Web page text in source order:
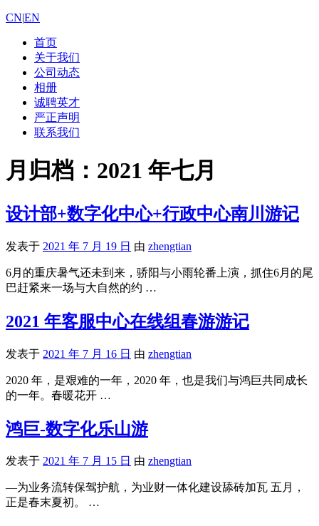
CN|EN
首页
关于我们
公司动态
相册
诚聘英才
严正声明
联系我们
月归档： 2021 年七月
设计部+数字化中心+行政中心南川游记
发表于 2021 年 7 月 19 日 由 zhengtian
6月的重庆暑气还未到来，骄阳与小雨轮番上演，抓住6月的尾
巴赶紧来一场与大自然的约 …
2021 年客服中心在线组春游游记
发表于 2021 年 7 月 16 日 由 zhengtian
2020 年，是艰难的一年，2020 年，也是我们与鸿巨共同成长
的一年。春暖花开 …
鸿巨-数字化乐山游
发表于 2021 年 7 月 15 日 由 zhengtian
—为业务流转保驾护航，为业财一体化建设舔砖加瓦 五月，
正是春末夏初。 …